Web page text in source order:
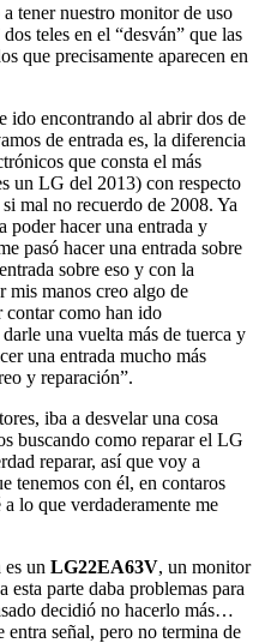
tener nuestro monitor de uso
teles en el “desván” que las
que precisamente aparecen en
ido encontrando al abrir dos de
de entrada es, la diferencia
que consta el más
un LG del 2013) con respecto
mal no recuerdo de 2008. Ya
poder hacer una entrada y
pasó hacer una entrada sobre
sobre eso y con la
mis manos creo algo de
contar como han ido
una vuelta más de tuerca y
una entrada mucho más
y reparación”.
iba a desvelar una cosa
buscando como reparar el LG
reparar, así que voy a
tenemos con él, en contaros
lo que verdaderamente me
un LG22EA63V, un monitor
esta parte daba problemas para
decidió no hacerlo más…
entra señal, pero no termina de